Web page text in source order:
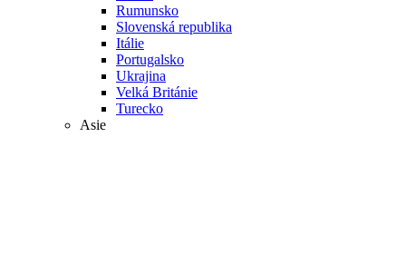
Rumunsko
Slovenská republika
Itálie
Portugalsko
Ukrajina
Velká Británie
Turecko
Asie